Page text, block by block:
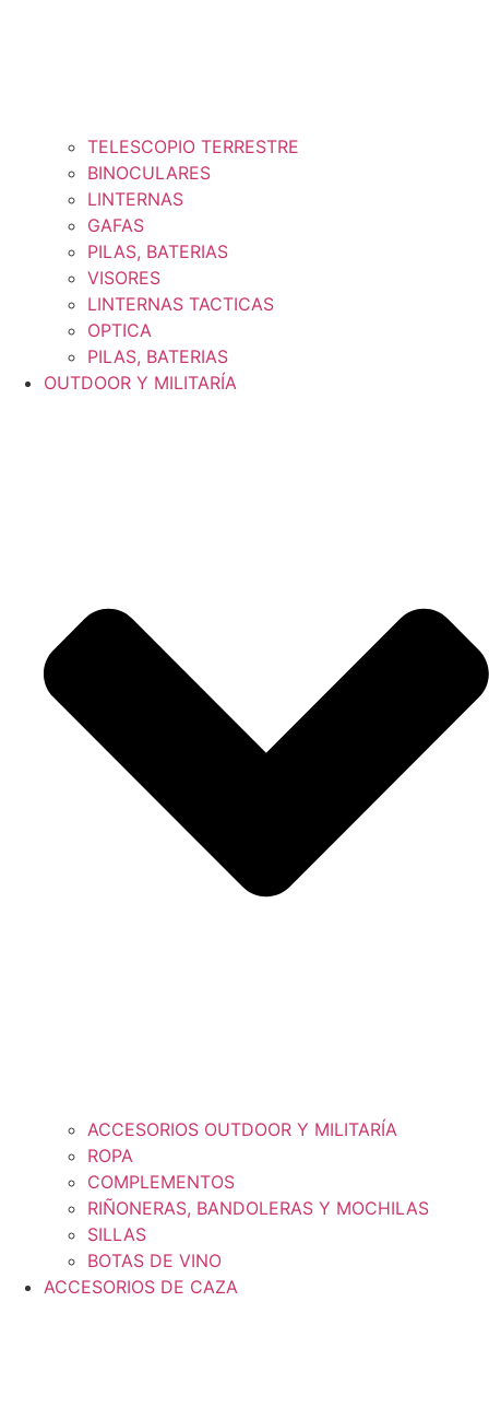
TELESCOPIO TERRESTRE
BINOCULARES
LINTERNAS
GAFAS
PILAS, BATERIAS
VISORES
LINTERNAS TACTICAS
OPTICA
PILAS, BATERIAS
OUTDOOR Y MILITARÍA
ACCESORIOS OUTDOOR Y MILITARÍA
ROPA
COMPLEMENTOS
RIÑONERAS, BANDOLERAS Y MOCHILAS
SILLAS
BOTAS DE VINO
ACCESORIOS DE CAZA